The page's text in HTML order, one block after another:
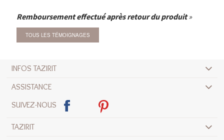
Remboursement effectué après retour du produit
TOUS LES TÉMOIGNAGES
INFOS TAZIRIT
ASSISTANCE
SUIVEZ-NOUS
TAZIRIT